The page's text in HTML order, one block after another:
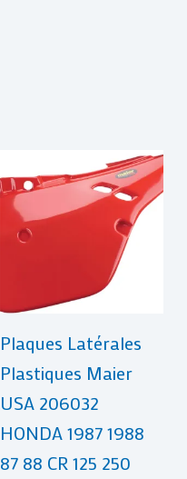
Plaques Latérales
Plastiques Maier
USA 206032
HONDA 1987 1988
87 88 CR 125 250